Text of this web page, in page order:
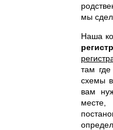
мы
Наша
там
схемы
вам